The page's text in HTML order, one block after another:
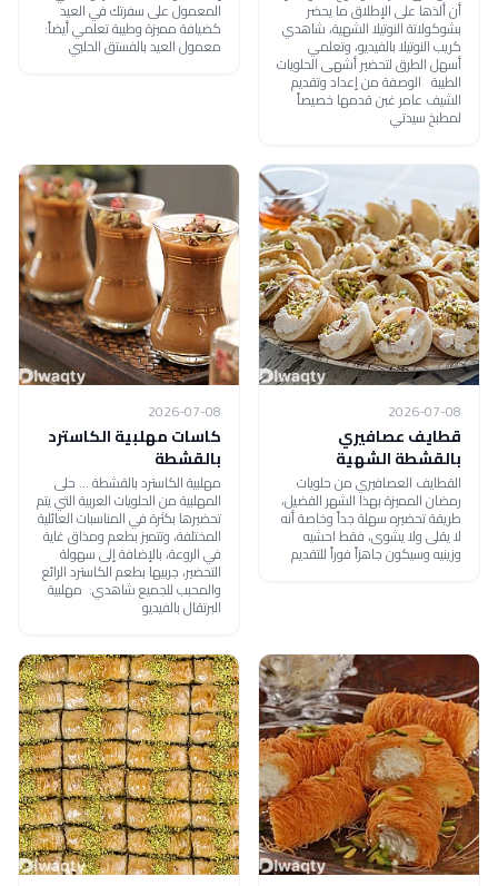
أن ألذها على الإطلاق ما يحضر
بشوكولاتة النوتيلا الشهية، شاهدي
كريب النوتيلا بالفيديو، وتعلمي
أسهل الطرق لتحضير أشهى الحلويات
الطيبة الوصفة من إعداد وتقديم
الشيف عامر غبن قدمها خصيصاً
لمطبخ سيدتي
المعمول على سفرتك في العيد
كضيافة مميزة وطيبة تعلمي أيضاً:
معمول العيد بالفستق الحلبي
2026-07-08
قطايف عصافيري
بالقشطة الشهية
القطايف العصافيري من حلويات
رمضان المميزة بهذا الشهر الفضيل،
طريقة تحضيره سهلة جداً وخاصة أنه
لا يقلى ولا يشوى، فقط احشيه
وزينيه وسيكون جاهزاً فوراً للتقديم
2026-07-08
كاسات مهلبية الكاسترد
بالقشطة
مهلبية الكاسترد بالقشطة ... حلى
المهلبية من الحلويات العربية التي يتم
تحضيرها بكثرة في المناسبات العائلية
المختلفة، وتتميز بطعم ومذاق غاية
في الروعة، بالإضافة إلى سهولة
التحضير، جربيها بطعم الكاسترد الرائع
والمحبب للجميع شاهدي: مهلبية
البرتقال بالفيديو